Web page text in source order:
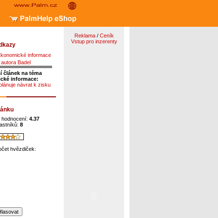
informace
Badel
článek na téma
informace:
návrat k zisku
hodnocení: 4.37
8
hvězdiček:
Reklama/ Ceník
Vstup pro inzerenty